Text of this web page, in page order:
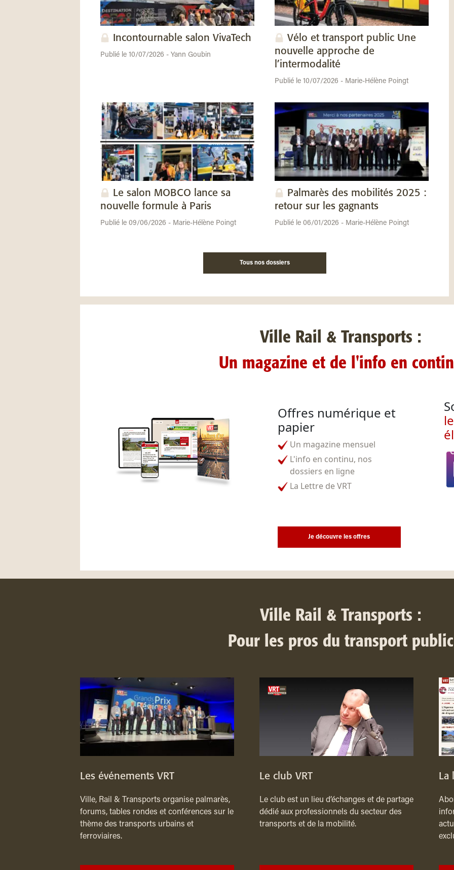
Incontournable salon VivaTech
Publié le 10/07/2026 - Yann Goubin
Vélo et transport public Une
nouvelle approche de
l’intermodalité
Publié le 10/07/2026 - Marie-Hélène Poingt
Le salon MOBCO lance sa
nouvelle formule à Paris
Publié le 09/06/2026 - Marie-Hélène Poingt
Palmarès des mobilités 2025 :
retour sur les gagnants
Publié le 06/01/2026 - Marie-Hélène Poingt
Tous nos dossiers
Ville Rail & Transports :
Un magazine et de l'info en
Offres numérique et
papier
Un magazine mensuel
L'info en continu, nos
dossiers en ligne
La Lettre de VRT
Je découvre les offres
Ville Rail & Transports :
Pour les pros du transport public
Les événements VRT
Ville, Rail & Transports organise palmarès,
forums, tables rondes et conférences sur le
thème des transports urbains et
ferroviaires.
Le club VRT
Le club est un lieu d’échanges et de partage
dédié aux professionnels du secteur des
transports et de la mobilité.
La